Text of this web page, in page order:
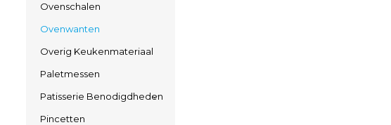
Ovenschalen
Ovenwanten
Overig Keukenmateriaal
Paletmessen
Patisserie Benodigdheden
Pincetten